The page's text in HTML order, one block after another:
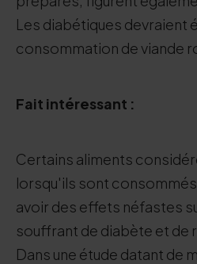
Les diabétiques devraient
consommation de viande
Fait intéressant :
Certains aliments
lorsqu'ils sont
avoir des effets néfastes
souffrant de diabète et de
Dans une étude datant de